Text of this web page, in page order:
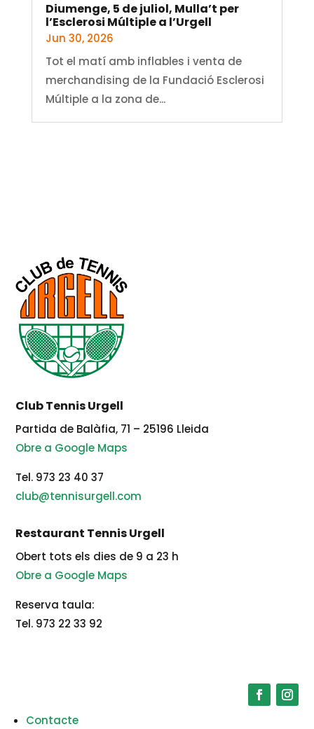
Diumenge, 5 de juliol, Mulla’t per
l’Esclerosi Múltiple a l’Urgell
Jun 30, 2026
Tot el matí amb inflables i venta de
merchandising de la Fundació Esclerosi
Múltiple a la zona de...
Club Tennis Urgell
Partida de Balàfia, 71 – 25196 Lleida
Obre a Google Maps
Tel. 973 23 40 37
club@tennisurgell.com
Restaurant Tennis Urgell
Obert tots els dies de 9 a 23 h
Obre a Google Maps
Reserva taula:
Tel. 973 22 33 92
Contacte